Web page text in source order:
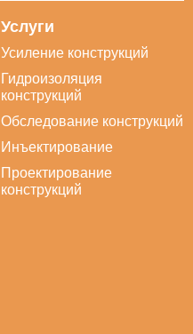
Услуги
Усиление конструкций
Гидроизоляция
конструкций
Обследование конструкций
Инъектирование
Проектирование
конструкций